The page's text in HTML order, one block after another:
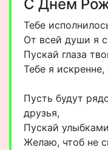
С Днем
Тебе
От всей души я
Пускай глаза
Тебе я
Пусть будут
друзья,
Пускай
Желаю, чтоб не